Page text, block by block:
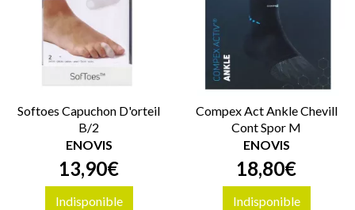
Softoes Capuchon D'orteil
B/2
ENOVIS
13,90€
Indisponible
Compex Act Ankle Chevill
Cont Spor M
ENOVIS
18,80€
Indisponible